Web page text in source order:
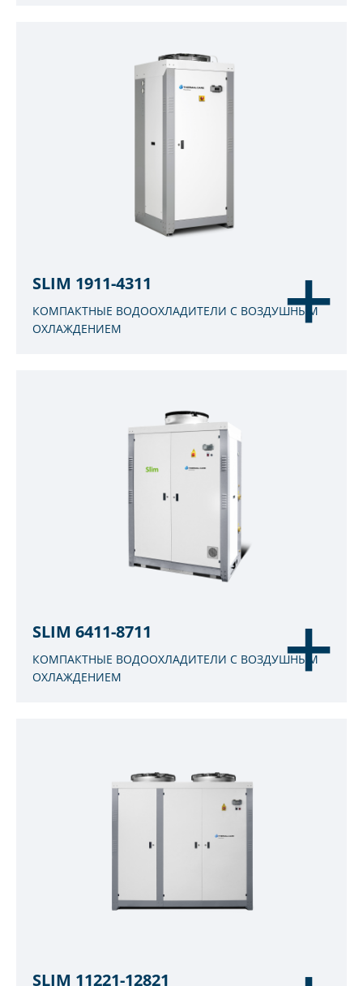
SLIM 1911-4311
КОМПАКТНЫЕ ВОДООХЛАДИТЕЛИ С ВОЗДУШНЫМ
ОХЛАЖДЕНИЕМ
SLIM 6411-8711
КОМПАКТНЫЕ ВОДООХЛАДИТЕЛИ С ВОЗДУШНЫМ
ОХЛАЖДЕНИЕМ
SLIM 11221-12821